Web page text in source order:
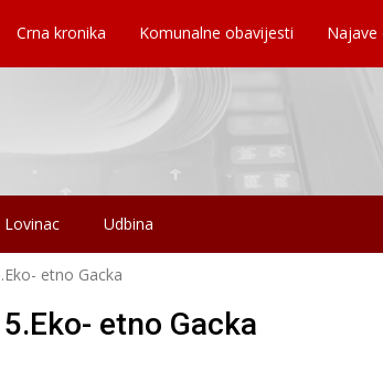
Crna kronika Komunalne obavijesti Najave
Lovinac Udbina
etno Gacka
etno Gacka